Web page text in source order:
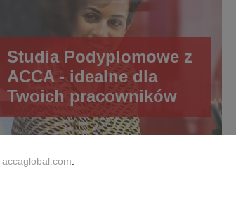
Studia Podyplomowe z
ACCA - idealne dla
Twoich pracowników
accaglobal.com